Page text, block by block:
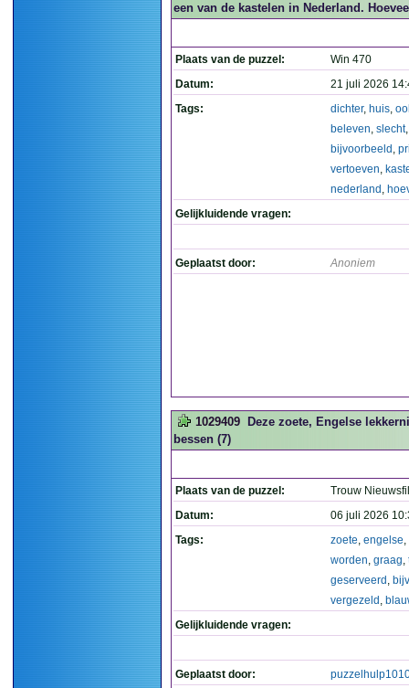
een van de kastelen in Nederland.
Plaats van de puzzel:
Win 470
Datum:
21 juli 2026
Tags:
dichter, huis,
beleven, slecht
bijvoorbeeld ,
vertoeven,
nederland ,
Gelijkluidende vragen:
Geplaatst door: Anoniem
1029409
Deze zoete, Engelse
bessen (7)
Plaats van de puzzel:
Trouw
Datum:
06 juli 2026
Tags:
zoete, engelse,
worden, graag,
geserveerd ,
vergezeld ,
Gelijkluidende vragen:
Geplaatst door: